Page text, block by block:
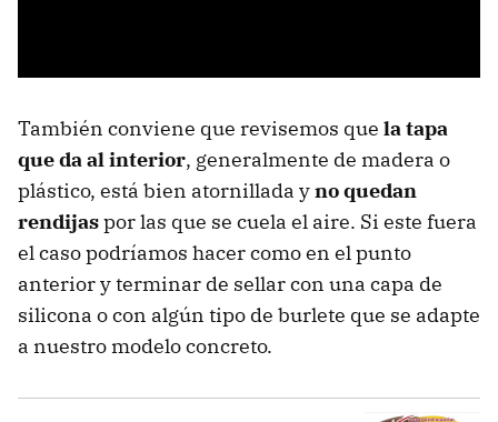
También conviene que revisemos que la tapa
que da al interior, generalmente de madera o
plástico, está bien atornillada yno quedan
rendijaspor las que se cuela el aire. Si este fuera
el caso podríamos hacer como en el punto
anterior y terminar de sellar con una capa de
silicona o con algún tipo de burlete que se adapte
a nuestro modelo concreto.